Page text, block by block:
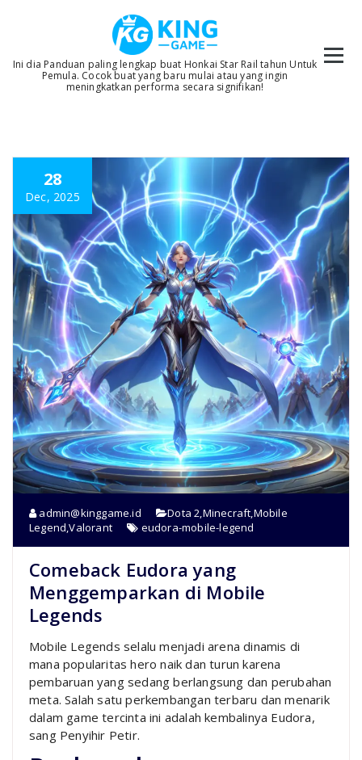
Ini dia Panduan paling lengkap buat Honkai Star Rail tahun Untuk
Pemula. Cocok buat yang baru mulai atau yang ingin
meningkatkan performa secara signifikan!
28
Dec, 2025
admin@kinggame.id Dota 2 Minecraft Mobile
Legend ,Valorant eudora-mobile-legend
Comeback Eudora yang
Menggemparkan di Mobile
Legends
Mobile Legends selalu menjadi arena dinamis di
mana popularitas hero naik dan turun karena
pembaruan yang sedang berlangsung dan perubahan
meta. Salah satu perkembangan terbaru dan menarik
dalam game tercinta ini adalah kembalinya Eudora,
sang Penyihir Petir.